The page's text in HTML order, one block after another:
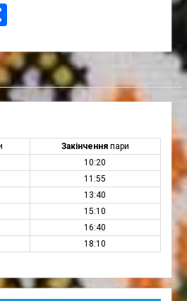
Поділитися
Закінченняпари
10:20
11:55
13:40
15:10
16:40
18:10